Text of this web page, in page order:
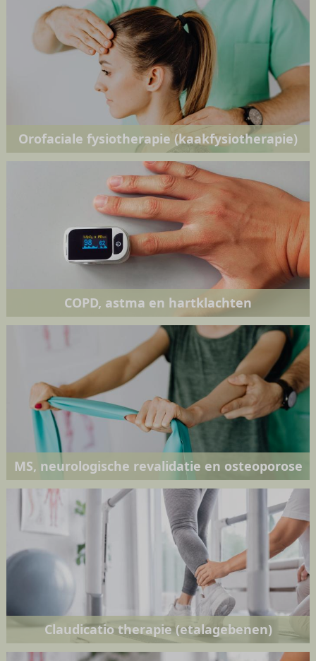
Orofaciale fysiotherapie (kaakfysiotherapie)
COPD, astma en hartklachten
MS, neurologische revalidatie en osteoporose
Claudicatio therapie (etalagebenen)